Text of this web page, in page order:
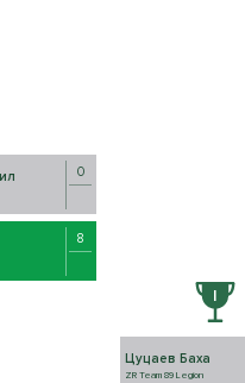
0
8
Цуцаев Баха
ZR Team 89 Legion